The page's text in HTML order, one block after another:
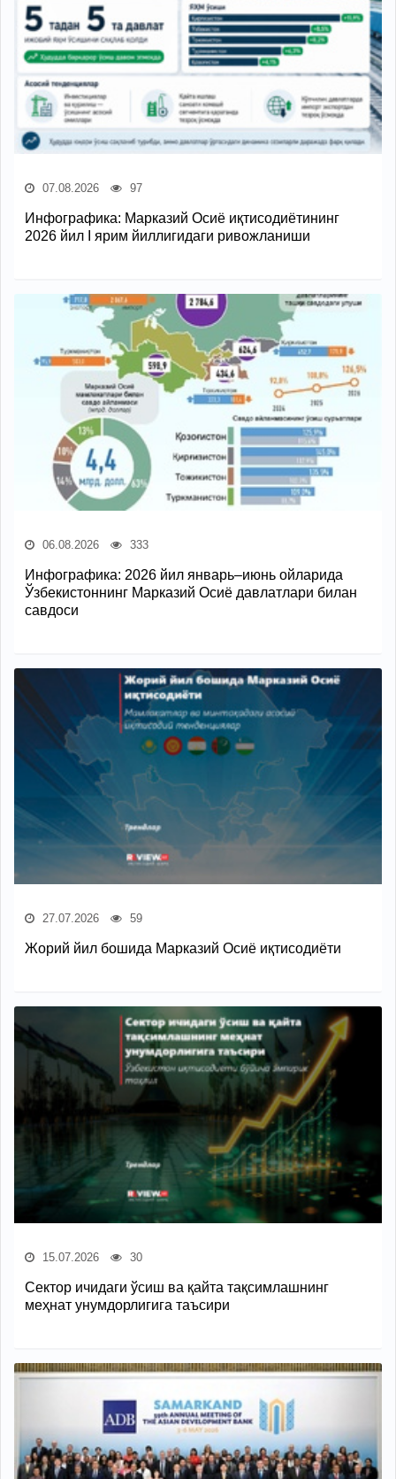
07.08.2026 97
Инфографика: Марказий Осиё иқтисодиётининг
2026 йил I ярим йиллигидаги ривожланиши
06.08.2026 333
Инфографика: 2026 йил январь–июнь ойларида
Ўзбекистоннинг Марказий Осиё давлатлари билан
савдоси
27.07.2026 59
Жорий йил бошида Марказий Осиё иқтисодиёти
15.07.2026 30
Сектор ичидаги ўсиш ва қайта тақсимлашнинг
меҳнат унумдорлигига таъсири